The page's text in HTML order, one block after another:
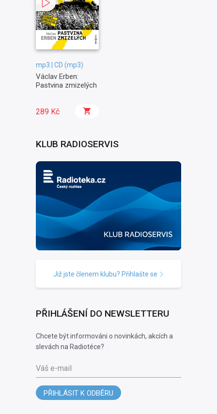
mp3 | CD (mp3)
Václav Erben:
Pastvina zmizelých
289 Kč
KLUB RADIOSERVIS
Již jste členem klubu? Přihlašte se
PŘIHLÁŠENÍ DO NEWSLETTERU
Chcete být informováni o novinkách, akcích a
slevách na Radiotéce?
Váš e-mail
PŘIHLÁSIT K ODBĚRU